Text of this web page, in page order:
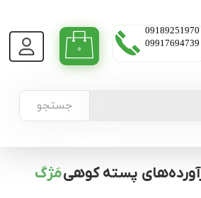
جستجو
09189251970
09917694739
۰
پسته کوهیمَژگ